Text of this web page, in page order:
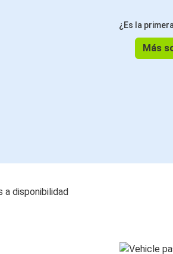
¿Es la
Más
a disponibilidad